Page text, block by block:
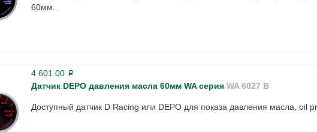
60мм.
4 601.00 p
Датчик DEPO давления масла 60мм WA серия WA 6027 B
Доступный датчик D Racing или DEPO для показа давления масла, oil